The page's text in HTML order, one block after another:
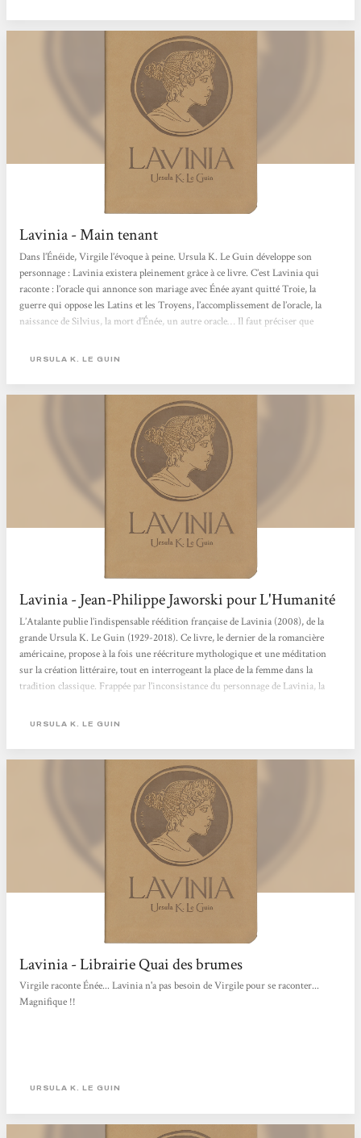
Lavinia - Main tenant
Dans l’Énéide, Virgile l’évoque à peine. Ursula K. Le Guin développe son
personnage : Lavinia existera pleinement grâce à ce livre. C’est Lavinia qui
raconte : l’oracle qui annonce son mariage avec Énée ayant quitté Troie, la
guerre qui oppose les Latins et les Troyens, l’accomplissement de l’oracle, la
naissance de Silvius, la mort d’Énée, un autre oracle… Il faut préciser que
période, parole entendue par Lavinia qui sait qu’existant...
URSULA K. LE GUIN
Lavinia - Jean-Philippe Jaworski pour L'Humanité
L’Atalante publie l’indispensable réédition française de Lavinia (2008), de la
grande Ursula K. Le Guin (1929-2018). Ce livre, le dernier de la romancière
américaine, propose à la fois une réécriture mythologique et une méditation
sur la création littéraire, tout en interrogeant la place de la femme dans la
tradition classique. Frappée par l’inconsistance du personnage de Lavinia, la
les six derniers chants de l’Énéide, Le Guin s’empare de cette figure à peine
URSULA K. LE GUIN
Lavinia - Librairie Quai des brumes
Virgile raconte Énée... Lavinia n'a pas besoin de Virgile pour se raconter...
Magnifique !!
URSULA K. LE GUIN